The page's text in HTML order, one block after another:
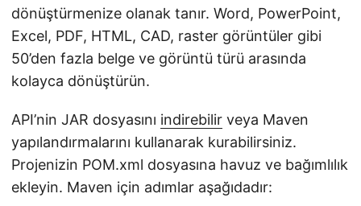
dönüştürmenize olanak tanır. Word, PowerPoint,
Excel, PDF, HTML, CAD, raster görüntüler gibi
50’den fazla belge ve görüntü türü arasında
kolayca dönüştürün.
API’nin JAR dosyasını indirebilir veya Maven
yapılandırmalarını kullanarak kurabilirsiniz.
Projenizin POM.xml dosyasına havuz ve bağımlılık
ekleyin. Maven için adımlar aşağıdadır: